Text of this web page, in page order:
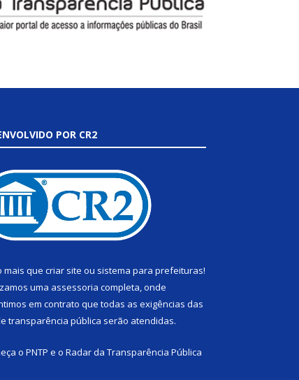
POR CR2
mais que criar site ou sistema para prefeituras!
uma assessoria completa, onde
em contrato que todas as exigências das
transparência pública serão atendidas.
o PNTP e o Radar da Transparência Pública